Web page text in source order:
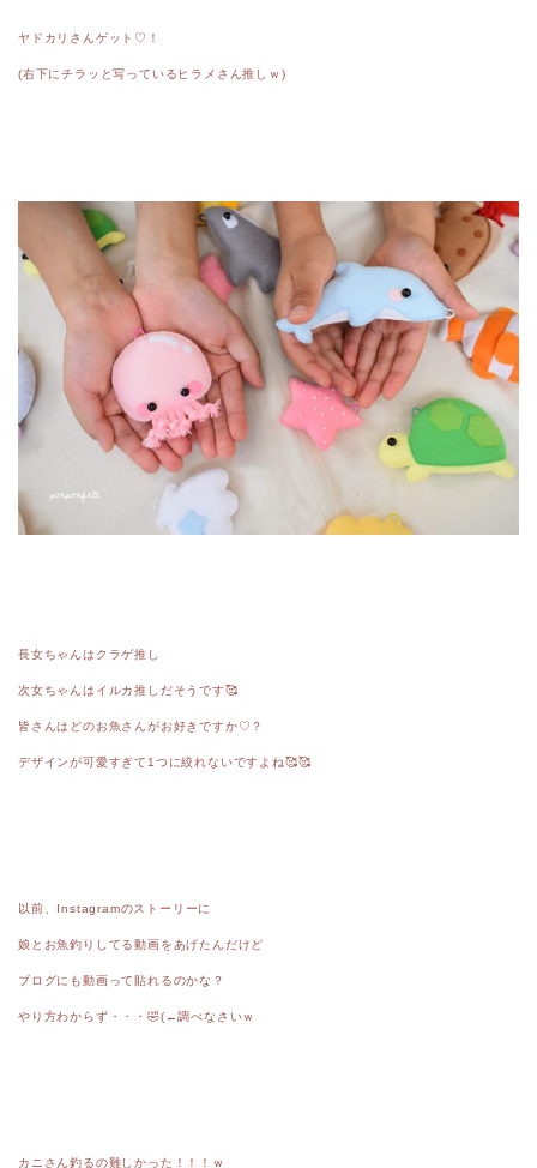
ヤドカリさんゲット♡！
(右下にチラッと写っているヒラメさん推しｗ)
長女ちゃんはクラゲ推し
次女ちゃんはイルカ推しだそうです🥰
皆さんはどのお魚さんがお好きですか♡？
デザインが可愛すぎて1つに絞れないですよね🥰🥰
以前、Instagramのストーリーに
娘とお魚釣りしてる動画をあげたんだけど
ブログにも動画って貼れるのかな？
やり方わからず・・・🤣(←調べなさいｗ
カニさん釣るの難しかった！！！ｗ